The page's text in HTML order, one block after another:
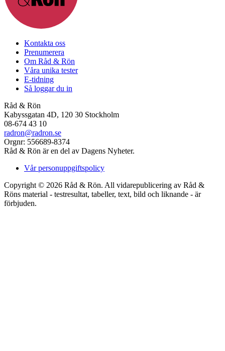
Kontakta oss
Prenumerera
Om Råd & Rön
Våra unika tester
E-tidning
Så loggar du in
Råd & Rön
Kabyssgatan 4D, 120 30 Stockholm
08-674 43 10
radron@radron.se
Orgnr: 556689-8374
Råd & Rön är en del av Dagens Nyheter.
Vår personuppgiftspolicy
Copyright © 2026 Råd & Rön. All vidarepublicering av Råd &
Röns material - testresultat, tabeller, text, bild och liknande - är
förbjuden.